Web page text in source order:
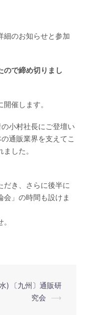
細のお知らせと参加
で締め切りまし
催します。
小村社長にご登壇い
通販業界を支えてこ
した。
だき、さらに後半に
会」の時間も設けま
) 〔九州〕通販研
究会
⟶